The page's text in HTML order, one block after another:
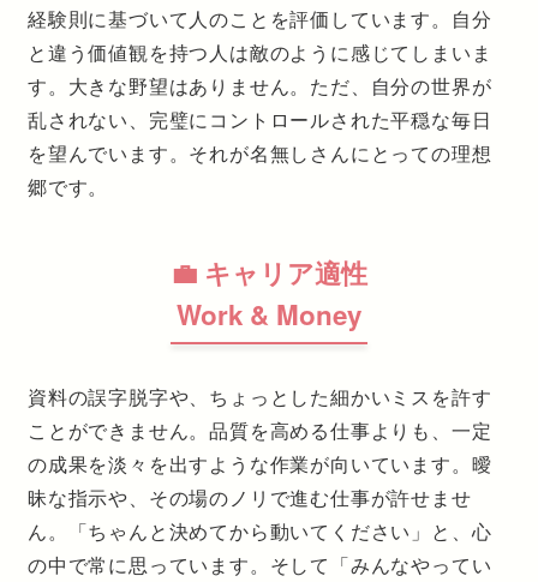
経験則に基づいて人のことを評価しています。自分
と違う価値観を持つ人は敵のように感じてしまいま
す。大きな野望はありません。ただ、自分の世界が
乱されない、完璧にコントロールされた平穏な毎日
を望んでいます。それが名無しさんにとっての理想
郷です。
💼 キャリア適性
Work & Money
資料の誤字脱字や、ちょっとした細かいミスを許す
ことができません。品質を高める仕事よりも、一定
の成果を淡々を出すような作業が向いています。曖
昧な指示や、その場のノリで進む仕事が許せませ
ん。「ちゃんと決めてから動いてください」と、心
の中で常に思っています。そして「みんなやってい